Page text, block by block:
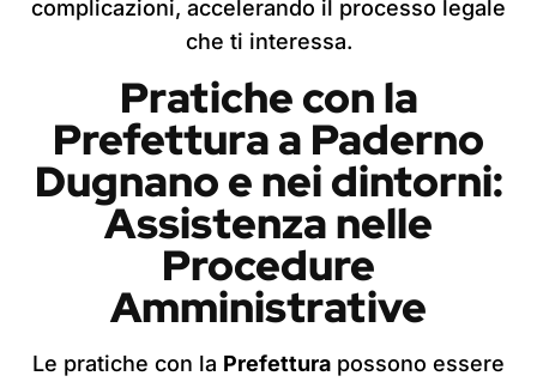
complicazioni, accelerando il processo legale
che ti interessa.
Pratiche con la
Prefetturaa Paderno
Dugnanoe nei dintorni:
Assistenza nelle
Procedure
Amministrative
Le pratiche con la Prefettura possono essere